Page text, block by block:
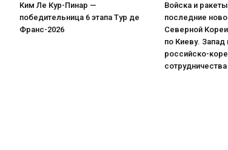
Ким Ле Кур-Пинар —
победительница 6 этапа Тур де
Франс-2026
Войска и
последние
Северной
по Киеву. Запад
российско-